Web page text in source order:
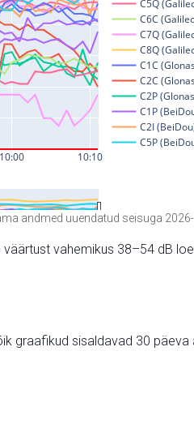
andmed uuendatud seisuga
vahemikus 38–54 dB
graafikud sisaldavad 30 päeva